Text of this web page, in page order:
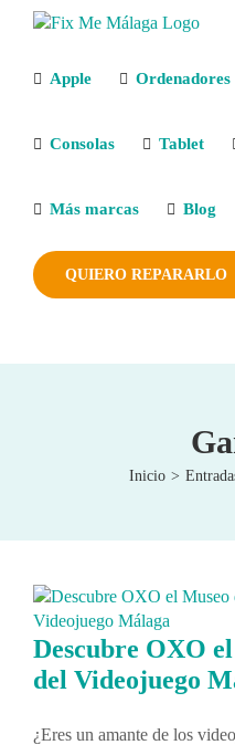
Saltar
Apple Ordenadores
Consolas Tablet
Más marcas Blog
QUIERO REPARARLO
Inicio
Descubre OXO
del Videojuego
¿Eres un amante de los